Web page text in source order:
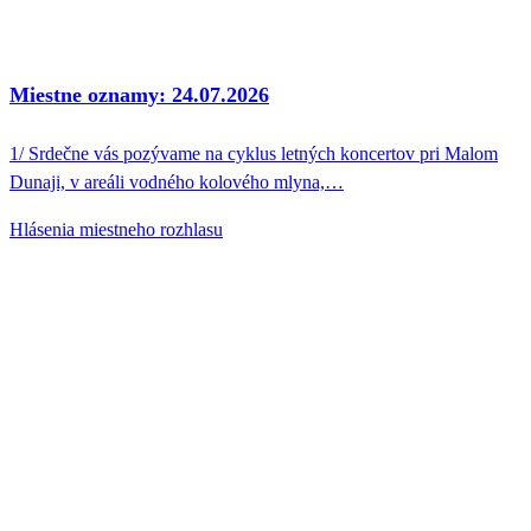
Miestne oznamy: 24.07.2026
1/ Srdečne vás pozývame na cyklus letných koncertov pri Malom
Dunaji, v areáli vodného kolového mlyna,…
Hlásenia miestneho rozhlasu